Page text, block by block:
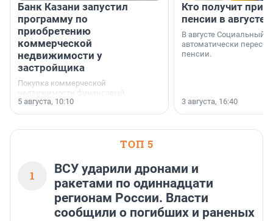
Банк Казани запустил
программу по
приобретению
коммерческой
недвижимости у
застройщика
Покупка коммерческой
недвижимости финансовый
инструмент, доступный для многих
предпринимателей. Будь то новый
или готовый арендный бизнес —
успех сделки зависит от правильного
5 августа, 10:10
Кто получит
пенсии в августе
В августе Социальный
автоматически
пенсии.
3 августа, 16:40
ТОП 5
1
ВСУ ударили дронами и
ракетами по одиннадцати
регионам России. Власти
сообщили о погибших и раненых